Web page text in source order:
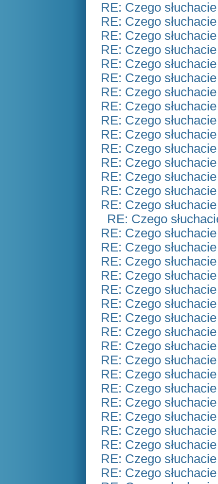
RE: Czego
RE: Czego
RE: Czego
RE: Czego
RE: Czego
RE: Czego
RE: Czego
RE: Czego
RE: Czego
RE: Czego
RE: Czego
RE: Czego
RE: Czego
RE: Czego
RE: Czego
RE: Czego
RE: Czego
RE: Czego
RE: Czego
RE: Czego
RE: Czego
RE: Czego
RE: Czego
RE: Czego
RE: Czego
RE: Czego
RE: Czego
RE: Czego
RE: Czego
RE: Czego
RE: Czego
RE: Czego
RE: Czego
RE: Czego